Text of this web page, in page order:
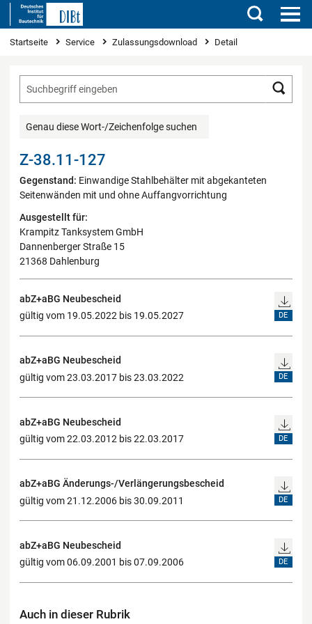
Suchen
Sie sind hier
Startseite Service Zulassungsdownload Detail
Genau diese Wort-/Zeichenfolge suchen
Z-38.11-127
Gegenstand: Einwandige Stahlbehälter mit abgekanteten
Seitenwänden mit und ohne Auffangvorrichtung
Ausgestellt für:
Krampitz Tanksystem GmbH
Dannenberger Straße 15
21368 Dahlenburg
abZ+aBG Neubescheid
gültig vom 19.05.2022 bis 19.05.2027
DE
abZ+aBG Neubescheid
gültig vom 23.03.2017 bis 23.03.2022
DE
abZ+aBG Neubescheid
gültig vom 22.03.2012 bis 22.03.2017
DE
abZ+aBG Änderungs-/Verlängerungsbescheid
gültig vom 21.12.2006 bis 30.09.2011
DE
abZ+aBG Neubescheid
gültig vom 06.09.2001 bis 07.09.2006
DE
Auch in dieser Rubrik